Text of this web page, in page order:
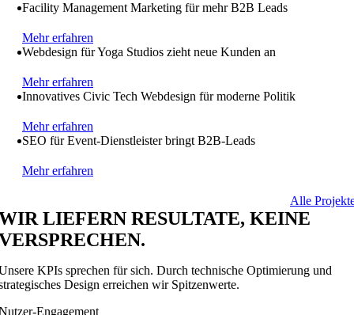
Facility Management Marketing für mehr B2B Leads
Mehr erfahren
Webdesign für Yoga Studios zieht neue Kunden an
Mehr erfahren
Innovatives Civic Tech Webdesign für moderne Politik
Mehr erfahren
SEO für Event-Dienstleister bringt B2B-Leads
Mehr erfahren
Alle
LIEFERN RESULTATE, KEINE
KPIs sprechen für sich. Durch technische Optimierung und
Design erreichen wir Spitzenwerte.
Engagement